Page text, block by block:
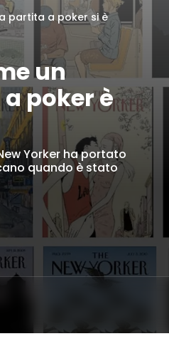
partita a poker si è
un
poker è
Yorker ha portato
quando è stato